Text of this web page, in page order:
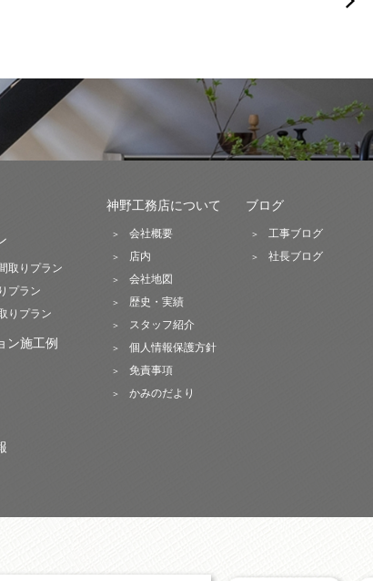
取りプラン
プラン
りプラン
ン施工例
神野工務店について
会社概要
店内
会社地図
歴史・実績
スタッフ紹介
個人情報保護方針
免責事項
かみのだより
ブログ
工事ブログ
社長ブログ